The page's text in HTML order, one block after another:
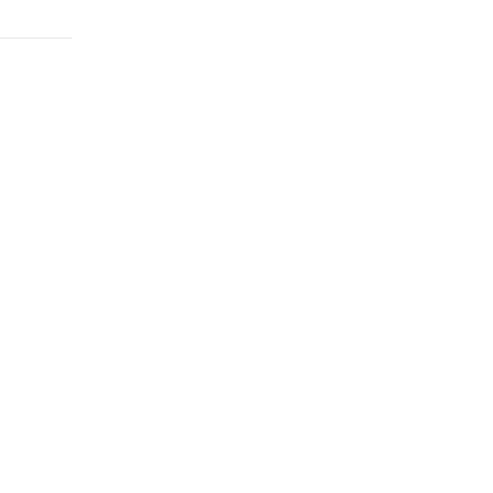
sange,
tages
dans